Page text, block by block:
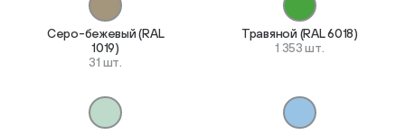
Серо-бежевый (RAL
1019)
31 шт.
Травяной (RAL 6018)
1 353 шт.